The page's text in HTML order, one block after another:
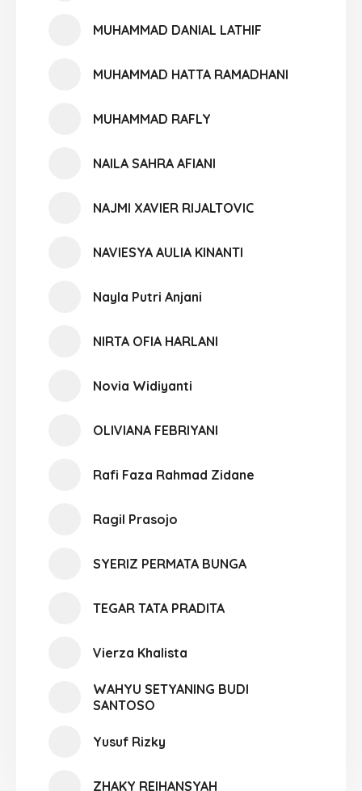
MUHAMMAD DANIAL LATHIF
MUHAMMAD HATTA RAMADHANI
MUHAMMAD RAFLY
NAILA SAHRA AFIANI
NAJMI XAVIER RIJALTOVIC
NAVIESYA AULIA KINANTI
Nayla Putri Anjani
NIRTA OFIA HARLANI
Novia Widiyanti
OLIVIANA FEBRIYANI
Rafi Faza Rahmad Zidane
Ragil Prasojo
SYERIZ PERMATA BUNGA
TEGAR TATA PRADITA
Vierza Khalista
WAHYU SETYANING BUDI
SANTOSO
Yusuf Rizky
ZHAKY REIHANSYAH